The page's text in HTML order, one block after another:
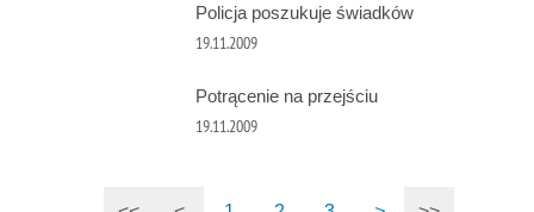
Policja poszukuje świadków
19.11.2009
Potrącenie na przejściu
19.11.2009